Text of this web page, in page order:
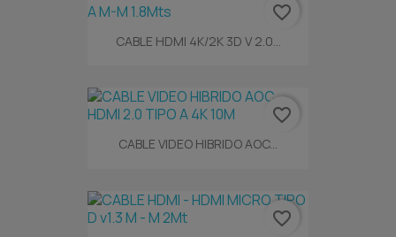
CABLE HDMI 4K/2K 3D V 2.0...
favorite_border
CABLE VIDEO HIBRIDO AOC...
favorite_border
favorite_border